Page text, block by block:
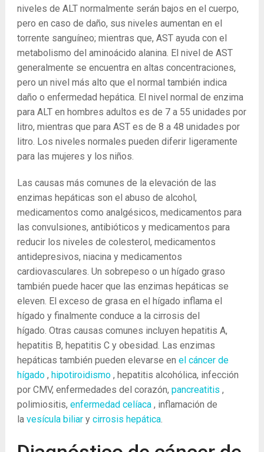
niveles de ALT normalmente serán bajos en el cuerpo,
pero en caso de daño, sus niveles aumentan en el
torrente sanguíneo; mientras que, AST ayuda con el
metabolismo del aminoácido alanina. El nivel de AST
generalmente se encuentra en altas concentraciones,
pero un nivel más alto que el normal también indica
daño o enfermedad hepática. El nivel normal de enzima
para ALT en hombres adultos es de 7 a 55 unidades por
litro, mientras que para AST es de 8 a 48 unidades por
litro. Los niveles normales pueden diferir ligeramente
para las mujeres y los niños.
Las causas más comunes de la elevación de las
enzimas hepáticas son el abuso de alcohol,
medicamentos como analgésicos, medicamentos para
las convulsiones, antibióticos y medicamentos para
reducir los niveles de colesterol, medicamentos
antidepresivos, niacina y medicamentos
cardiovasculares. Un sobrepeso o un hígado graso
también puede hacer que las enzimas hepáticas se
eleven. El exceso de grasa en el hígado inflama el
hígado y finalmente conduce a la cirrosis del
hígado. Otras causas comunes incluyen hepatitis A,
hepatitis B, hepatitis C y obesidad. Las enzimas
hepáticas también pueden elevarse en el cáncer de
hígado, hipotiroidismo, hepatitis alcohólica, infección
por CMV, enfermedades del corazón, pancreatitis ,
polimiositis, enfermedad celíaca, inflamación de
la vesícula biliary cirrosis hepática.